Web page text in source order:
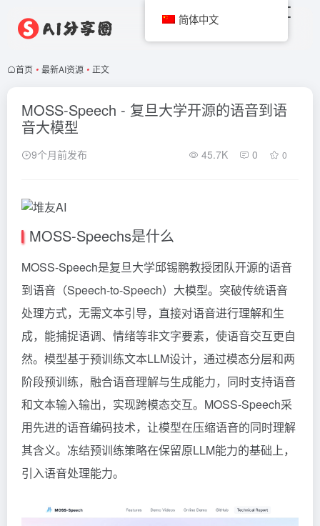
首页 • 最新AI资源 • 正文
MOSS-Speech - 复旦大学开源的语音到语
音大模型
9个月前发布 45.7K 0 0
MOSS-Speechs是什么
MOSS-Speech是复旦大学邱锡鹏教授团队开源的语音
到语音（Speech-to-Speech）大模型。突破传统语音
处理方式，无需文本引导，直接对语音进行理解和生
成，能捕捉语调、情绪等非文字要素，使语音交互更自
然。模型基于预训练文本LLM设计，通过模态分层和两
阶段预训练，融合语音理解与生成能力，同时支持语音
和文本输入输出，实现跨模态交互。MOSS-Speech采
用先进的语音编码技术，让模型在压缩语音的同时理解
其含义。冻结预训练策略在保留原LLM能力的基础上，
引入语音处理能力。
简体中文